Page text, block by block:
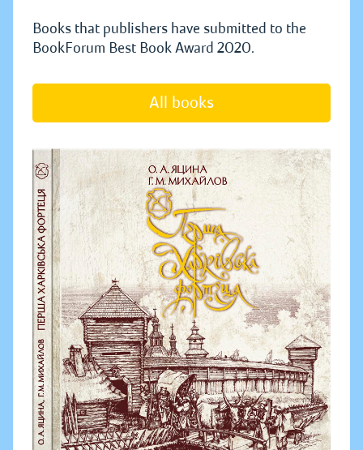
Books that publishers have submitted to the
BookForum Best Book Award 2020.
All books